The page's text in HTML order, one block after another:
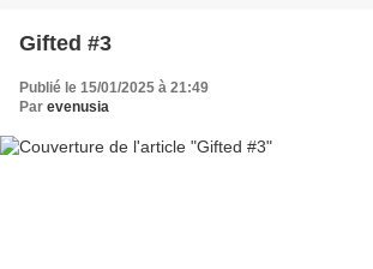
Gifted #3
Publié le 15/01/2025 à 21:49
Par evenusia